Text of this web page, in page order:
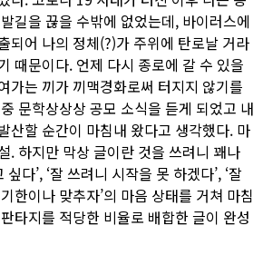
길을 끊을 수밖에 없었는데, 바이러스에
되어 나의 정체(?)가 주위에 탄로날 거라
때문이다. 언제 다시 종로에 갈 수 있을
가는 끼가 끼맥경화로써 터지지 않기를
문학상상상 공모 소식을 듣게 되었고 내
산할 순간이 마침내 왔다고 생각했다. 마
. 하지만 막상 글이란 것을 쓰려니 꽤나
다’, ‘잘 쓰려니 시작을 못 하겠다’, ‘잘
한이나 맞추자’의 마음 상태를 거쳐 마침
타지를 적당한 비율로 배합한 글이 완성